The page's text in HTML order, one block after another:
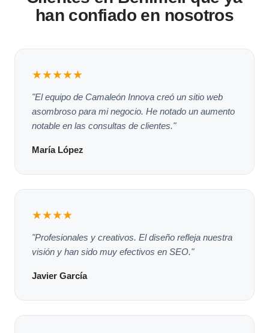
han confiado en nosotros
★★★★★
"El equipo de Camaleón Innova creó un sitio web
asombroso para mi negocio. He notado un aumento
notable en las consultas de clientes."
María López
★★★★
"Profesionales y creativos. El diseño refleja nuestra
visión y han sido muy efectivos en SEO."
Javier García